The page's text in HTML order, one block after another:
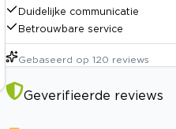
Duidelijke communicatie
Betrouwbare service
Gebaseerd op 120 reviews
Geverifieerde reviews